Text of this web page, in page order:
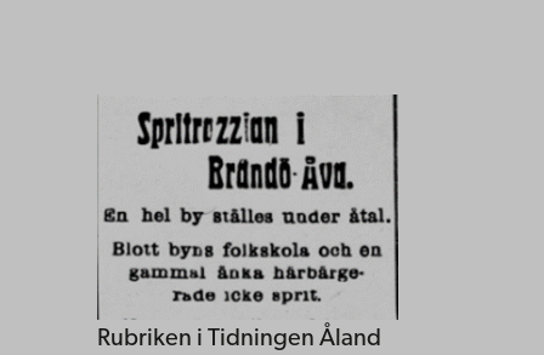
Rubriken i Tidningen Åland